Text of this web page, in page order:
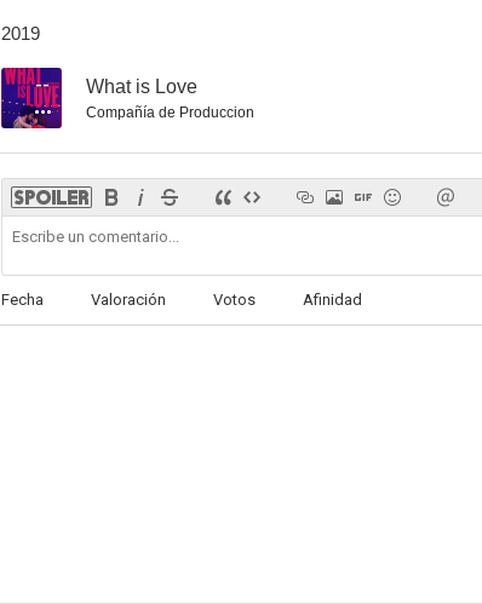
2019
-- What is Love
Compañía de Produccion
Fecha Valoración Votos Afinidad